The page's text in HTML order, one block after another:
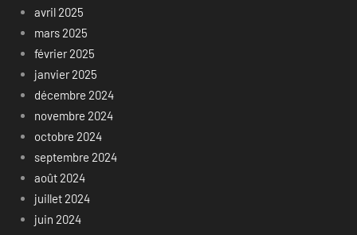
avril 2025
mars 2025
février 2025
janvier 2025
décembre 2024
novembre 2024
octobre 2024
septembre 2024
août 2024
juillet 2024
juin 2024